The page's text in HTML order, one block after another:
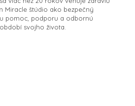
Miracle štúdio ako bezpečný
pomoc, podporu a odbornú
svojho života.​